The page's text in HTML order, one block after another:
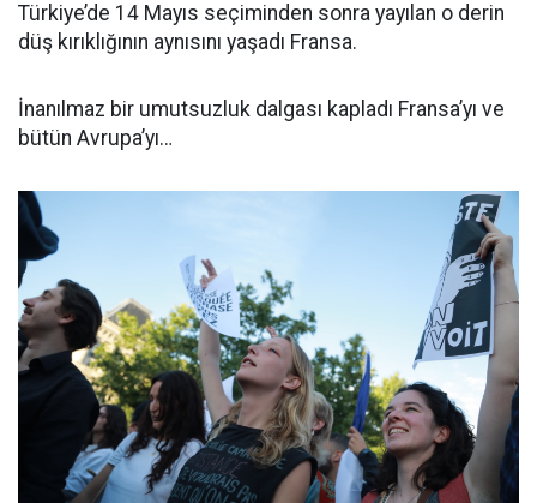
Türkiye’de 14 Mayıs seçiminden sonra yayılan o derin
düş kırıklığının aynısını yaşadı Fransa.
İnanılmaz bir umutsuzluk dalgası kapladı Fransa’yı ve
bütün Avrupa’yı…